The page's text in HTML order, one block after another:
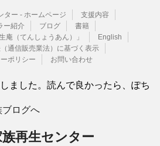
ター - ホームページ
支援内容
ー紹介
ブログ
書籍
庵（てんしょうあん）」
English
通信販売業法）に基づく表示
ポリシー
お問い合わせ
ました。読んで良かったら、ぽち
族再生センター